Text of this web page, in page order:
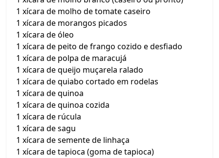
1 xícara de molho de tomate caseiro
1 xícara de morangos picados
1 xícara de óleo
1 xícara de peito de frango cozido e desfiado
1 xícara de polpa de maracujá
1 xícara de queijo muçarela ralado
1 xícara de quiabo cortado em rodelas
1 xícara de quinoa
1 xícara de quinoa cozida
1 xícara de rúcula
1 xícara de sagu
1 xícara de semente de linhaça
1 xícara de tapioca (goma de tapioca)